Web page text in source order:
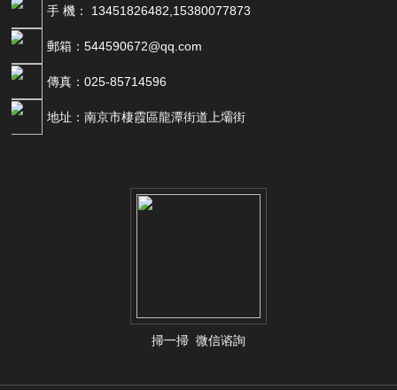
手 機： 13451826482,15380077873
郵箱：544590672@qq.com
傳真：025-85714596
地址：南京市棲霞區龍潭街道上壩街
掃一掃 微信谘詢